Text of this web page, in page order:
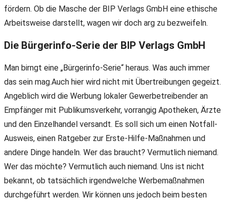
fördern. Ob die Masche der BIP Verlags GmbH eine ethische
Arbeitsweise darstellt, wagen wir doch arg zu bezweifeln.
Die Bürgerinfo-Serie der BIP Verlags GmbH
Man birngt eine „Bürgerinfo-Serie“ heraus. Was auch immer
das sein mag.Auch hier wird nicht mit Übertreibungen gegeizt.
Angeblich wird die Werbung lokaler Gewerbetreibender an
Empfänger mit Publikumsverkehr, vorrangig Apotheken, Ärzte
und den Einzelhandel versandt. Es soll sich um einen Notfall-
Ausweis, einen Ratgeber zur Erste-Hilfe-Maßnahmen und
andere Dinge handeln. Wer das braucht? Vermutlich niemand.
Wer das möchte? Vermutlich auch niemand. Uns ist nicht
bekannt, ob tatsächlich irgendwelche Werbemaßnahmen
durchgeführt werden. Wir können uns jedoch beim besten